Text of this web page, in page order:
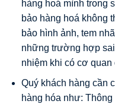
hàng hoá mình trong
bảo hàng hoá không
bảo hình ảnh, tem
những trường hợp
nhiệm khi có cơ
Quý khách hàng cần
hàng hóa như: